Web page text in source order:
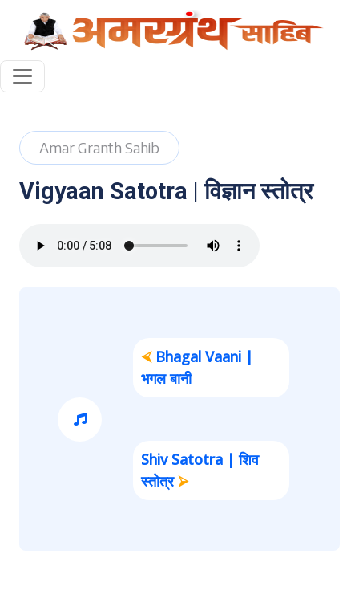
Amar Granth Sahib
Vigyaan Satotra | विज्ञान स्तोत्र
⮘Bhagal Vaani |
भगल बानी
Shiv Satotra | शिव
स्तोत्र⮚